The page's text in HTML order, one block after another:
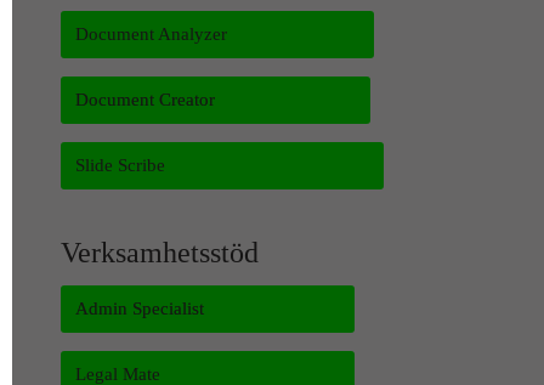
Document Analyzer
Document Creator
Slide Scribe
Verksamhetsstöd
Admin Specialist
Legal Mate